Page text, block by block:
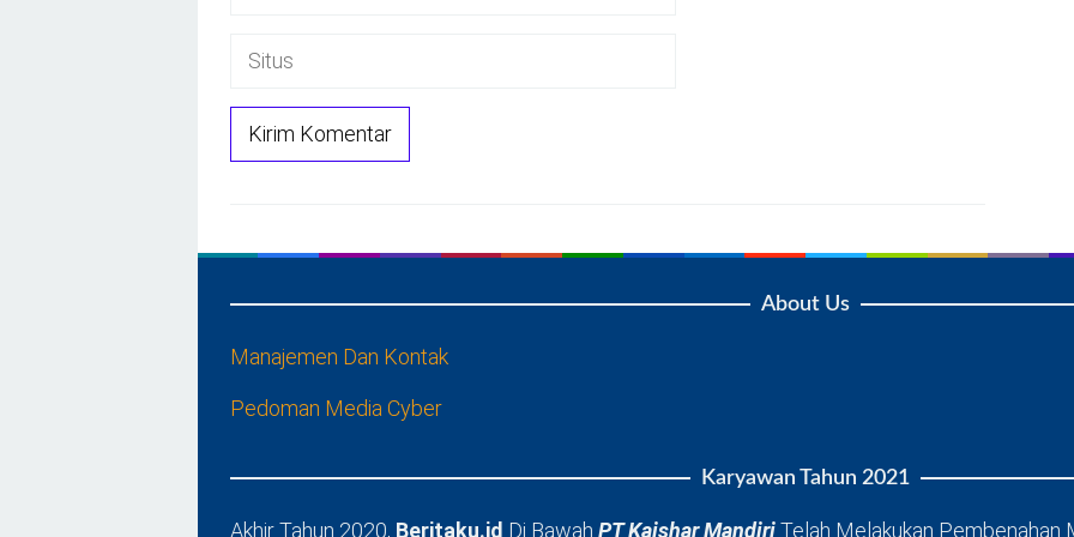
About Us
Manajemen Dan Kontak
Pedoman Media Cyber
Karyawan Tahun 2021
Akhir Tahun 2020, Beritaku.id Di Bawah PT Kaishar MandiriTelah Melakukan Pembenahan